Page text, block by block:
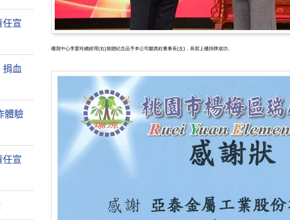
任宣
捐血
體驗
任宣
櫃買中心李愛玲總經理(右)致贈紀念品予本公司鄒貴銓董事長(左)，恭賀上櫃掛牌成功。